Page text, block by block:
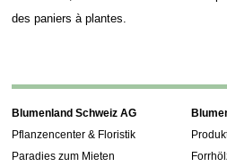
des paniers à plantes.
Blumenland Schweiz AG
Pflanzencenter & Floristik
Paradies zum Mieten